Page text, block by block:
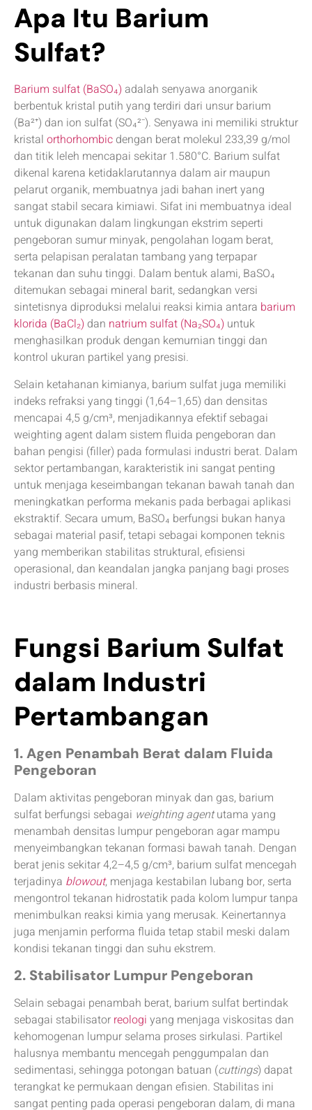
Apa Itu Barium
Sulfat?
Barium sulfat (BaSO₄) adalah senyawa anorganik
berbentuk kristal putih yang terdiri dari unsur barium
(Ba²⁺) dan ion sulfat (SO₄²⁻). Senyawa ini memiliki struktur
kristal orthorhombic dengan berat molekul 233,39 g/mol
dan titik leleh mencapai sekitar 1.580°C. Barium sulfat
dikenal karena ketidaklarutannya dalam air maupun
pelarut organik, membuatnya jadi bahan inert yang
sangat stabil secara kimiawi. Sifat ini membuatnya ideal
untuk digunakan dalam lingkungan ekstrim seperti
pengeboran sumur minyak, pengolahan logam berat,
serta pelapisan peralatan tambang yang terpapar
tekanan dan suhu tinggi. Dalam bentuk alami, BaSO₄
ditemukan sebagai mineral barit, sedangkan versi
sintetisnya diproduksi melalui reaksi kimia antara barium
klorida (BaCl₂) dan natrium sulfat (Na₂SO₄) untuk
menghasilkan produk dengan kemurnian tinggi dan
kontrol ukuran partikel yang presisi.
Selain ketahanan kimianya, barium sulfat juga memiliki
indeks refraksi yang tinggi (1,64–1,65) dan densitas
mencapai 4,5 g/cm³, menjadikannya efektif sebagai
weighting agent dalam sistem fluida pengeboran dan
bahan pengisi (filler) pada formulasi industri berat. Dalam
sektor pertambangan, karakteristik ini sangat penting
untuk menjaga keseimbangan tekanan bawah tanah dan
meningkatkan performa mekanis pada berbagai aplikasi
ekstraktif. Secara umum, BaSO₄ berfungsi bukan hanya
sebagai material pasif, tetapi sebagai komponen teknis
yang memberikan stabilitas struktural, efisiensi
operasional, dan keandalan jangka panjang bagi proses
industri berbasis mineral.
Fungsi Barium Sulfat
dalam Industri
Pertambangan
1. Agen Penambah Berat dalam Fluida
Pengeboran
Dalam aktivitas pengeboran minyak dan gas, barium
sulfat berfungsi sebagai weighting agentutama yang
menambah densitas lumpur pengeboran agar mampu
menyeimbangkan tekanan formasi bawah tanah. Dengan
berat jenis sekitar 4,2–4,5 g/cm³, barium sulfat mencegah
terjadinya blowout, menjaga kestabilan lubang bor, serta
mengontrol tekanan hidrostatik pada kolom lumpur tanpa
menimbulkan reaksi kimia yang merusak. Keinertannya
juga menjamin performa fluida tetap stabil meski dalam
kondisi tekanan tinggi dan suhu ekstrem.
2. Stabilisator Lumpur Pengeboran
Selain sebagai penambah berat, barium sulfat bertindak
sebagai stabilisator reologi yang menjaga viskositas dan
kehomogenan lumpur selama proses sirkulasi. Partikel
halusnya membantu mencegah penggumpalan dan
sedimentasi, sehingga potongan batuan (cuttings) dapat
terangkat ke permukaan dengan efisien. Stabilitas ini
sangat penting pada operasi pengeboran dalam, di mana